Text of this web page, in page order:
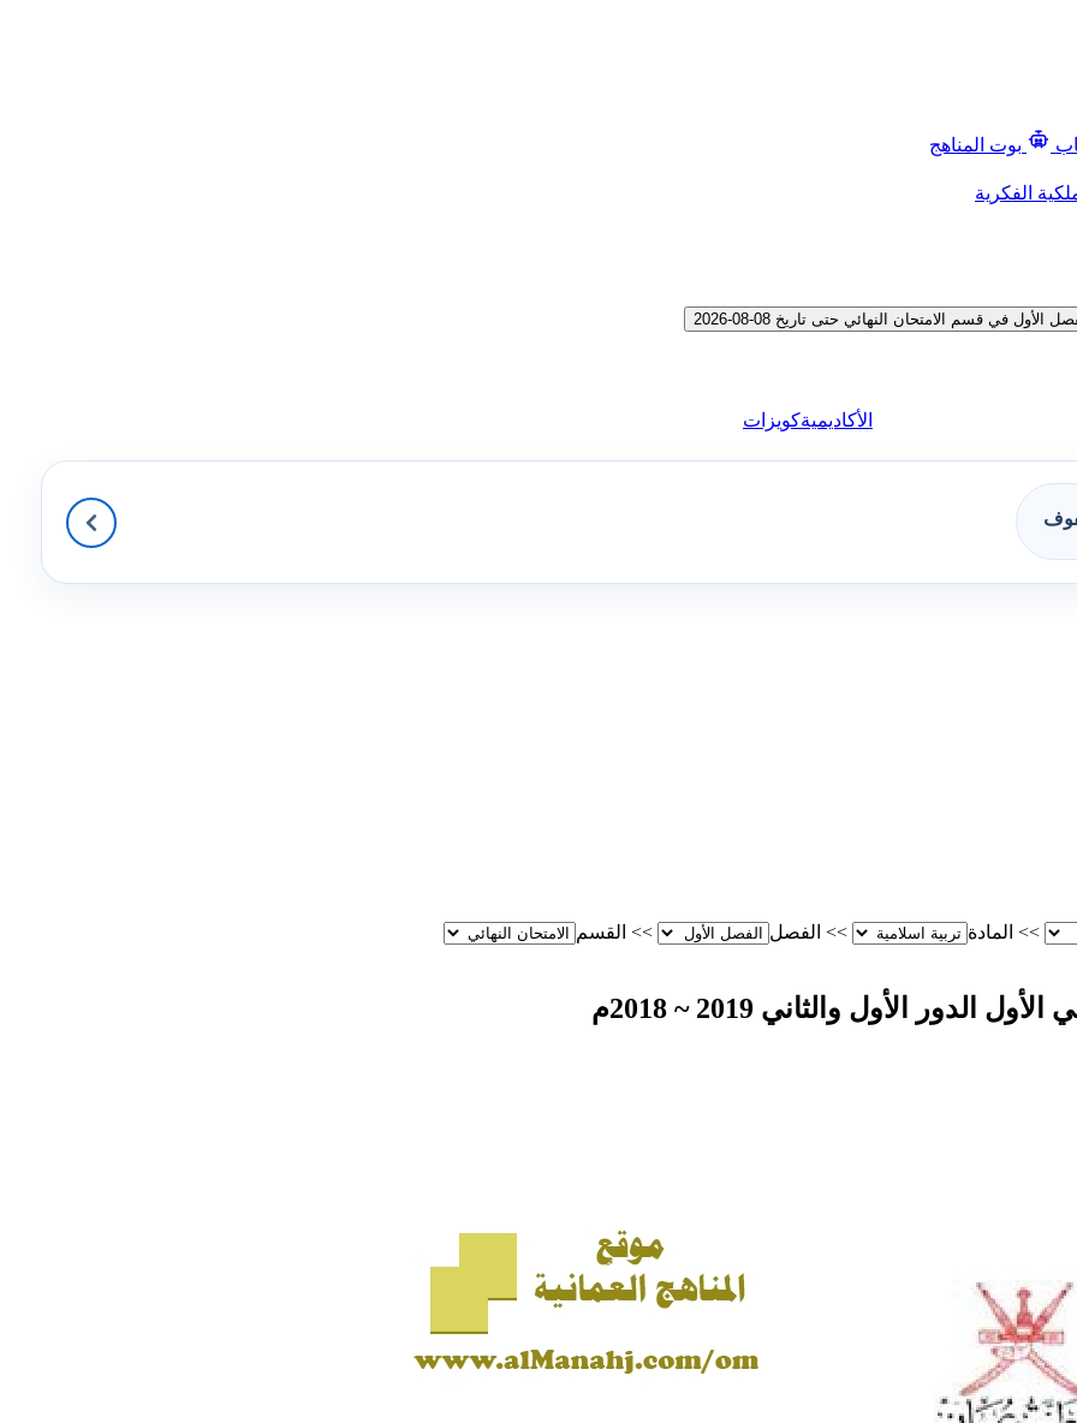
بوت المناهج
الفكرية
قسم الامتحان النهائي حتى تاريخ 08-08-2026
الأكاديميةكويزات
>> المادة >> الفصل >> القسم
الأول والثاني 2019 ~ 2018م